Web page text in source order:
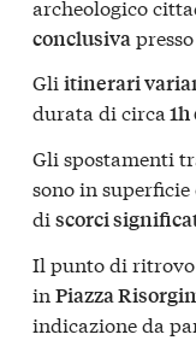
archeologico
conclusiva
Gli itinerari
durata di circa
Gli spostamenti
sono in superficie
di scorci
Il punto di
in Piazza
indicazione da